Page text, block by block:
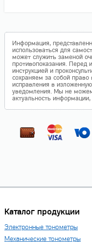
Информация,
использоваться для
может служить заменой
противопоказания. Перед
инструкцией и
сохраняем за собой
исправления в
уведомления. Мы не можем
актуальность
Каталог продукции
Электронные тонометры
Механические тонометры